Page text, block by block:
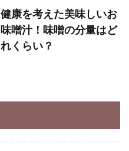
健康を考えた美味しいお
味噌汁！味噌の分量はど
れくらい？